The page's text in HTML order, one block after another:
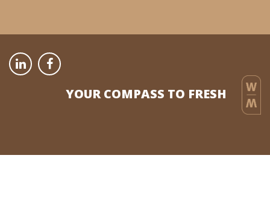
YOUR COMPASS TO FRESH